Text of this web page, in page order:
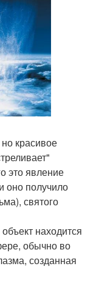
красивое
это явление
оно получило
святого
находится
обычно во
созданная